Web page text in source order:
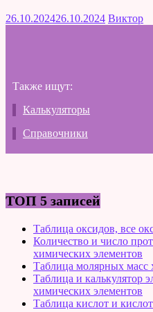
26.10.202426.10.2024 Виктор
Также ищут:
Калькуляторы
Справочники
ТОП 5 записей
Таблица оксидов, все
Количество и число
химических элементов
Таблица молярных масс
Таблица и калькулятор
химических элементов
Таблица кислот и